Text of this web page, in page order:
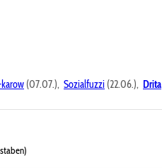
(07.07.), Sozialfuzzi (22.06.), Drita